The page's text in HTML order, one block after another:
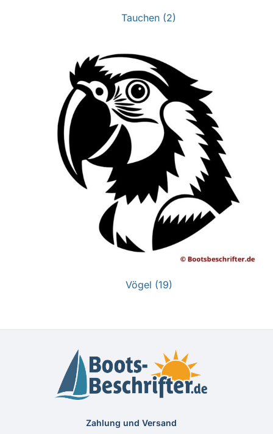
Tauchen (2)
Vögel (19)
Zahlung und Versand